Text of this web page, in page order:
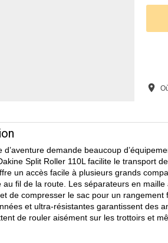
location_on
d’aventure demande beaucoup
Split Roller 110L facilite le transport
un accès facile à plusieurs grands
au fil de la route. Les séparateurs en
de compresser le sac pour un rangement
et ultra-résistantes garantissent des
de rouler aisément sur les trottoirs et